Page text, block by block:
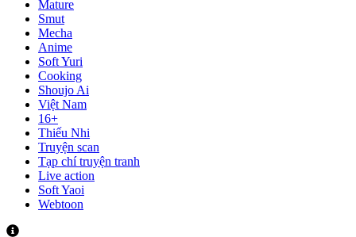
Mature
Smut
Mecha
Anime
Soft Yuri
Cooking
Shoujo Ai
Việt Nam
16+
Thiếu Nhi
Truyện scan
Tạp chí truyện tranh
Live action
Soft Yaoi
Webtoon